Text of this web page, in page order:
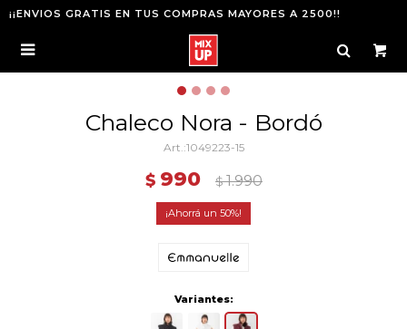
¡¡ENVIOS GRATIS EN TUS COMPRAS MAYORES A 2500!!

Chaleco Nora - Bordó
1049223-15
$ 990 $ 1.990
50
Variantes: